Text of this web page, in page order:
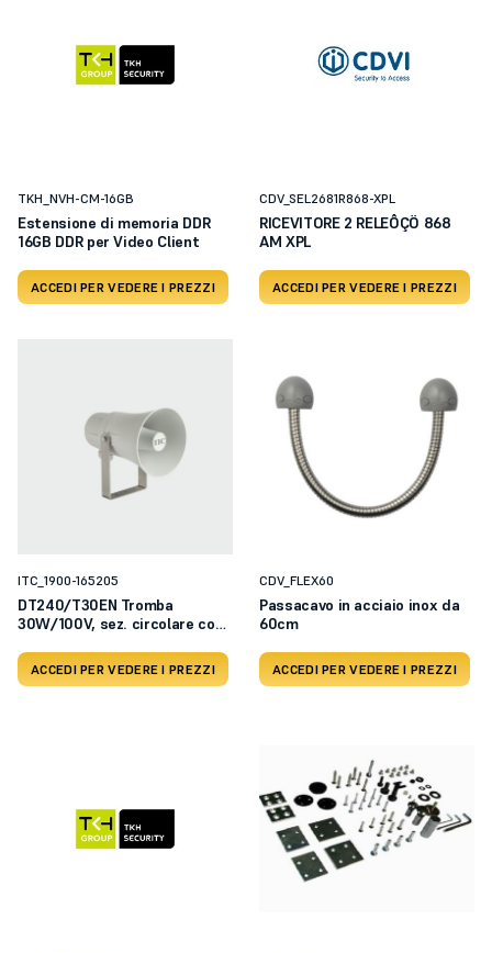
TKH_NVH-CM-16GB
Estensione di memoria DDR
16GB DDR per Video Client
ACCEDI PER VEDERE I PREZZI
CDV_SEL2681R868-XPL
RICEVITORE 2 RELEÔÇÖ 868
AM XPL
ACCEDI PER VEDERE I PREZZI
ITC_1900-165205
DT240/T30EN Tromba
30W/100V, sez. circolare con
ACCEDI PER VEDERE I PREZZI
CDV_FLEX60
Passacavo in acciaio inox da
60cm
ACCEDI PER VEDERE I PREZZI